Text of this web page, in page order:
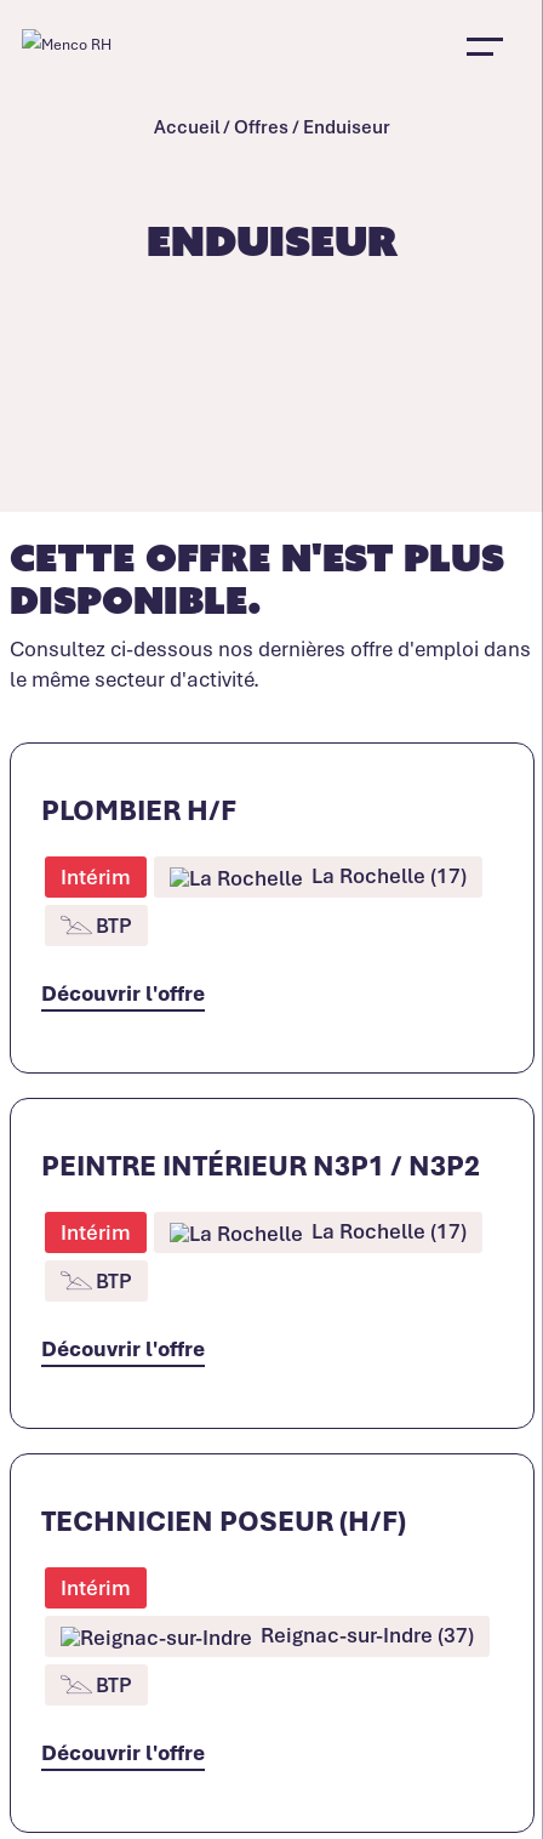
Accueil/Offres/ Enduiseur
Enduiseur
Cette offre n'est plus
disponible.
Consultez ci-dessous nos dernières offre d'emploi dans
le même secteur d'activité.
PLOMBIER H/F
Intérim
La Rochelle (17)
BTP
Découvrir l'offre
PEINTRE INTÉRIEUR N3P1 / N3P2
Intérim
La Rochelle (17)
BTP
Découvrir l'offre
TECHNICIEN POSEUR (H/F)
Intérim
Reignac-sur-Indre (37)
BTP
Découvrir l'offre